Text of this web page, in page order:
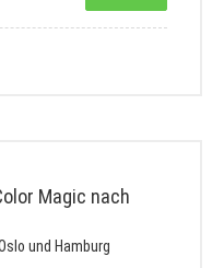
Magic nach
und Hamburg